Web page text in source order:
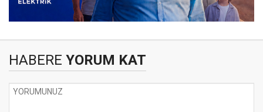
HABERE YORUM KAT